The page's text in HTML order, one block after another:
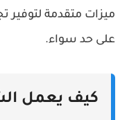
ميزات متقدمة
على حد سواء.
كيف يعمل